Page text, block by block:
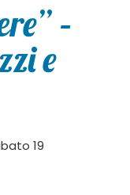
–
e
19